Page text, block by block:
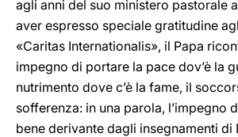
agli anni del suo ministero pastorale
aver espresso speciale gratitudine
«Caritas Internationalis», il Papa
impegno di portare la pace dov’è la
nutrimento dove c’è la fame, il
sofferenza: in una parola, l’impegno
bene derivante dagli insegnamenti di